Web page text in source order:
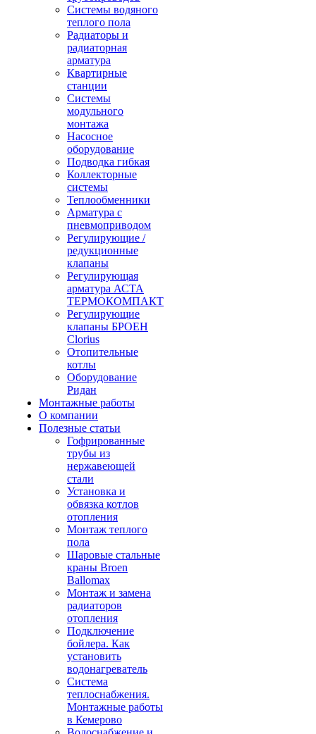
Системы водяного
теплого пола
Радиаторы и
радиаторная
арматура
Квартирные
станции
Системы
модульного
монтажа
Насосное
оборудование
Подводка гибкая
Коллекторные
системы
Теплообменники
Арматура с
пневмоприводом
Регулирующие /
редукционные
клапаны
Регулирующая
арматура АСТА
ТЕРМОКОМПАКТ
Регулирующие
клапаны БРОЕН
Clorius
Отопительные
котлы
Оборудование
Ридан
Монтажные работы
О компании
Полезные статьи
Гофрированные
трубы из
нержавеющей
стали
Установка и
обвязка котлов
отопления
Монтаж теплого
пола
Шаровые стальные
краны Broen
Ballomax
Монтаж и замена
радиаторов
отопления
Подключение
бойлера. Как
установить
водонагреватель
Система
теплоснабжения.
Монтажные работы
в Кемерово